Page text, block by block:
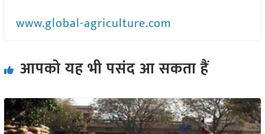
www.global-agriculture.com
आपको यह भी पसंद आ सकता हैं